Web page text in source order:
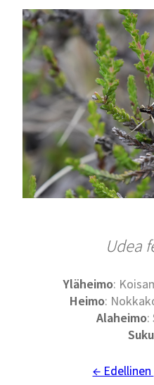
Udea
Yläheimo:
Heimo:
Alaheimo:
Suku
← Edellinen